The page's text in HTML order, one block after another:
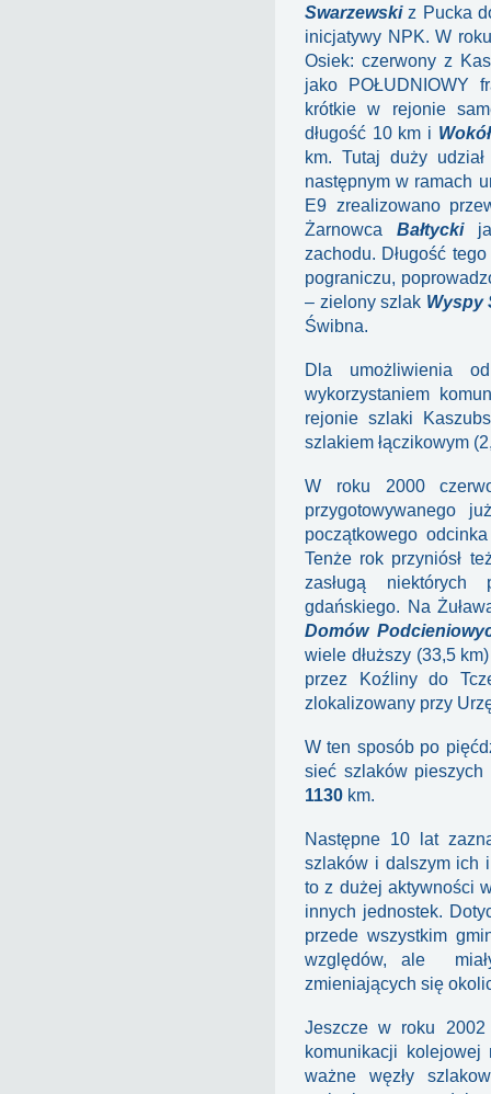
Swarzewskiz Pucka
inicjatywy NPK. W
Osiek: czerwony z
jako POŁUDNIOWY
krótkie w rejonie
długość 10 km i
km. Tutaj duży
następnym w ramach
E9 zrealizowano
ŻarnowcaBałtycki
zachodu. Długość
pograniczu,
– zielony szlak Wyspy
Świbna.
Dla umożliwienia
wykorzystaniem
rejonie szlaki
szlakiem łączikowym
W roku 2000
przygotowywanego
początkowego
Tenże rok przyniósł
zasługą
gdańskiego. Na
Domów
wiele dłuższy (33,5
przez Koźliny do
zlokalizowany przy
W ten sposób po
sieć szlaków pieszych
1130 km.
Następne 10 lat
szlaków i dalszym ich
to z dużej aktywności
innych jednostek.
przede wszystkim
względów, ale
zmieniających się
Jeszcze w roku
komunikacji
ważne węzły